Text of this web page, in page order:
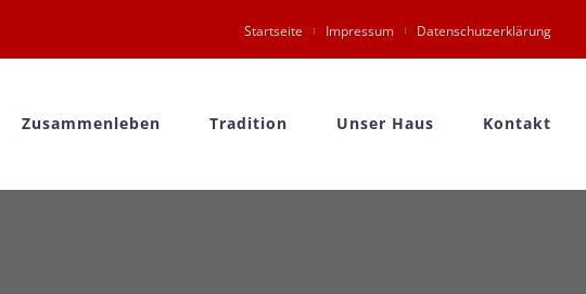
Startseite Impressum Datenschutzerklärung
Zusammenleben Tradition Unser Haus Kontakt